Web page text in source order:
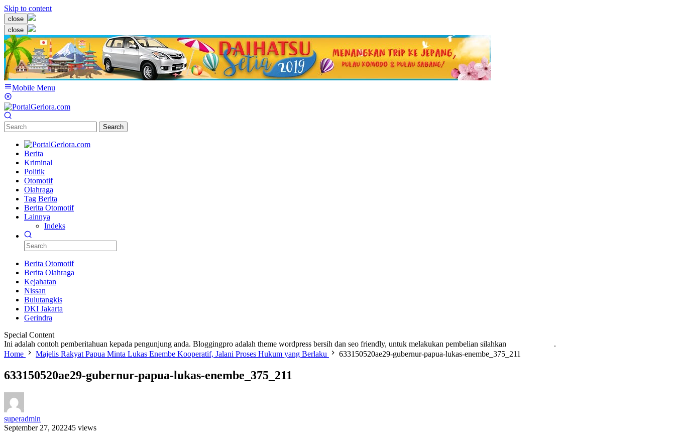
Skip to content
close
close
Mobile Menu
Search
Berita
Kriminal
Politik
Otomotif
Olahraga
Tag Berita
Berita Otomotif
Lainnya
Indeks
Berita Otomotif
Berita Olahraga
Kejahatan
Nissan
Bulutangkis
DKI Jakarta
Gerindra
Special Content
Ini adalah contoh pemberitahuan kepada pengunjung anda. Bloggingpro adalah theme wordpress bersih dan seo friendly, untuk melakukan pembelian silahkan
.
Home
Majelis Rakyat Papua Minta Lukas Enembe Kooperatif, Jalani Proses Hukum yang Berlaku 633150520ae29-gubernur-papua-lukas-enembe_375_211
633150520ae29-gubernur-papua-lukas-enembe_375_211
superadmin
September 27, 202245 views